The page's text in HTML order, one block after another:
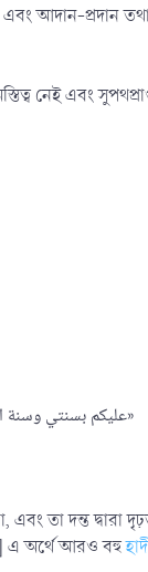
আদান-প্রদান তথা
নেই এবং
«عليكم بسنتي وسنة الخلفاء الراشدين المهديين من بعدي تمسكوا بها وعضوا عليها بالنواجذ وإياكم ومحدثات الأمور؛ فإن كل محدثة بدعة وكل بدعة ضلالة»
তা দন্ত দ্বারা
এ অর্থে আরও বহু